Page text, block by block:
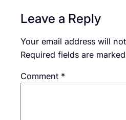
Leave a Reply
Your email address will
Required fields are marked
Comment *